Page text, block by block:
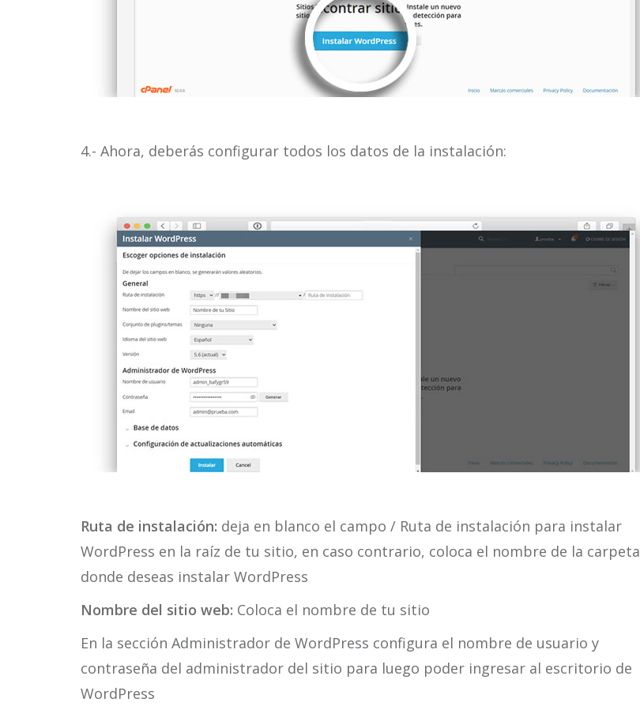
4.- Ahora, deberás configurar todos los datos de la instalación:
Ruta de instalación: deja en blanco el campo / Ruta de instalación para instalar
WordPress en la raíz de tu sitio, en caso contrario, coloca el nombre de la carpeta
donde deseas instalar WordPress
Nombre del sitio web: Coloca el nombre de tu sitio
En la sección Administrador de WordPress configura el nombre de usuario y
contraseña del administrador del sitio para luego poder ingresar al escritorio de
WordPress